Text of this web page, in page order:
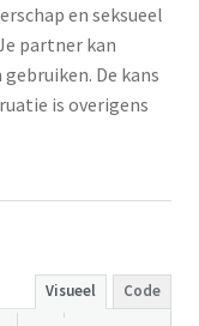
en seksueel
partner kan
De kans
is overigens
Visueel Code